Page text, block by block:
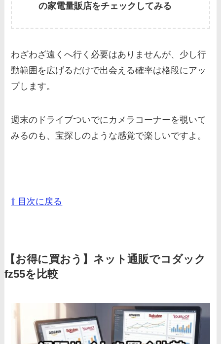
の家電量販店をチェックしてみる
わざわざ遠くへ行く必要はありませんが、少し行
動範囲を広げるだけで出会える確率は格段にアッ
プします。
週末のドライブついでにカメラコーナーを覗いて
みるのも、宝探しのような感覚で楽しいですよ。
⇧ 目次に戻る
【お得に買おう】ネット通販でコダック
fz55を比較